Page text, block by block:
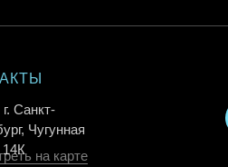
на карте
Санкт-
Чугунная